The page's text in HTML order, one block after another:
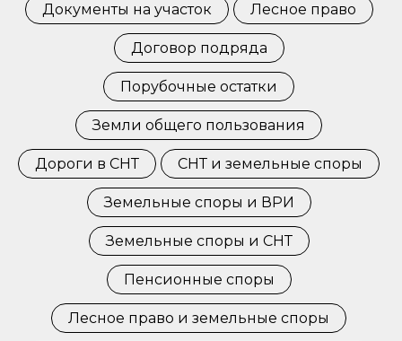
Документы на участок Лесное право
Договор подряда
Порубочные остатки
Земли общего пользования
Дороги в СНТ СНТ и земельные споры
Земельные споры и ВРИ
Земельные споры и СНТ
Пенсионные споры
Лесное право и земельные споры